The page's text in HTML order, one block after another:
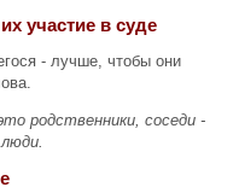
участие в суде
- лучше, чтобы они
родственники, соседи -